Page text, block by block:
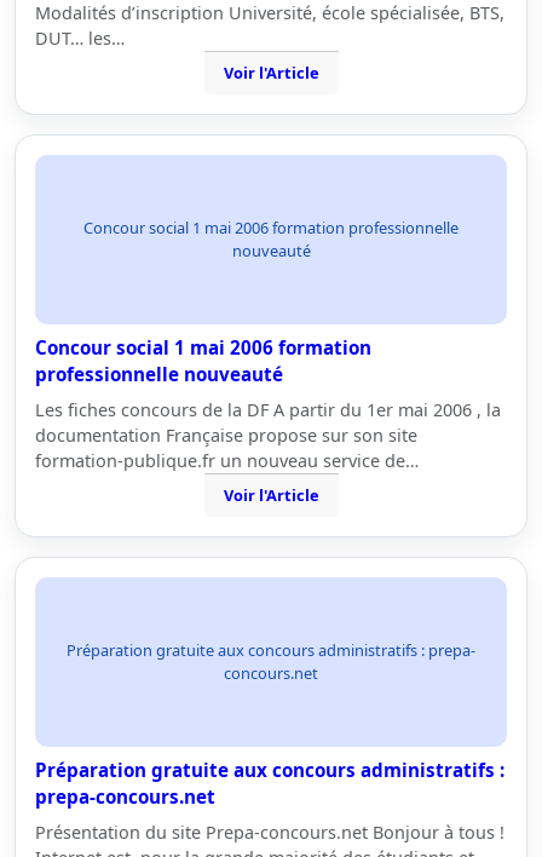
Modalités d’inscription Université, école spécialisée, BTS,
DUT… les…
Voir l'Article
Concour social 1 mai 2006 formation professionnelle
nouveauté
Concour social 1 mai 2006 formation
professionnelle nouveauté
Les fiches concours de la DF A partir du 1er mai 2006 , la
documentation Française propose sur son site
formation-publique.fr un nouveau service de…
Voir l'Article
Préparation gratuite aux concours administratifs : prepa-
concours.net
Préparation gratuite aux concours administratifs :
prepa-concours.net
Présentation du site Prepa-concours.net Bonjour à tous !